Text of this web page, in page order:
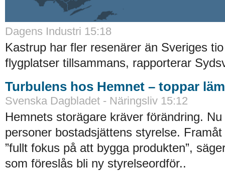
Dagens Industri 15:18
Kastrup har fler resenärer än Sveriges
flygplatser tillsammans, rapporterar
Turbulens hos Hemnet – toppar
Svenska Dagbladet - Näringsliv 15:12
Hemnets storägare kräver förändring.
personer bostadsjättens styrelse.
”fullt fokus på att bygga produkten”,
som föreslås bli ny styrelseordför..